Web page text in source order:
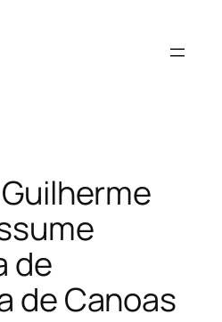
de
de Canoas